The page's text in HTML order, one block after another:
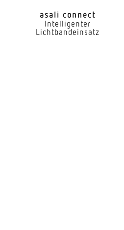
asali connect
Intelligenter
Lichtbandeinsatz